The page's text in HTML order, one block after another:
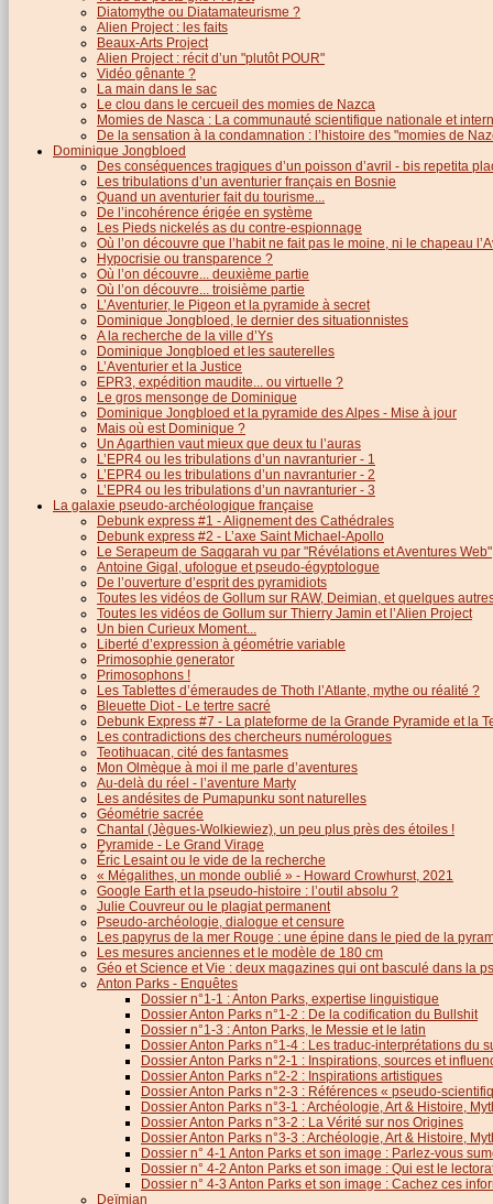
Diatomythe ou Diatamateurisme ?
Alien Project : les faits
Beaux-Arts Project
Alien Project : récit d’un "plutôt POUR"
Vidéo gênante ?
La main dans le sac
Le clou dans le cercueil des momies de Nazca
Momies de Nasca : La communauté scientifique nationale et
De la sensation à la condamnation : l’histoire des "momies de
Dominique Jongbloed
Des conséquences tragiques d’un poisson d’avril - bis repetita
Les tribulations d’un aventurier français en Bosnie
Quand un aventurier fait du tourisme...
De l’incohérence érigée en système
Les Pieds nickelés as du contre-espionnage
Où l’on découvre que l’habit ne fait pas le moine, ni le chapeau
Hypocrisie ou transparence ?
Où l’on découvre... deuxième partie
Où l’on découvre... troisième partie
L’Aventurier, le Pigeon et la pyramide à secret
Dominique Jongbloed, le dernier des situationnistes
A la recherche de la ville d’Ys
Dominique Jongbloed et les sauterelles
L’Aventurier et la Justice
EPR3, expédition maudite... ou virtuelle ?
Le gros mensonge de Dominique
Dominique Jongbloed et la pyramide des Alpes - Mise à jour
Mais où est Dominique ?
Un Agarthien vaut mieux que deux tu l’auras
L’EPR4 ou les tribulations d’un navranturier - 1
L’EPR4 ou les tribulations d’un navranturier - 2
L’EPR4 ou les tribulations d’un navranturier - 3
La galaxie pseudo-archéologique française
Debunk express #1 - Alignement des Cathédrales
Debunk express #2 - L’axe Saint Michael-Apollo
Le Serapeum de Saqqarah vu par "Révélations et Aventures Web"
Antoine Gigal, ufologue et pseudo-égyptologue
De l’ouverture d’esprit des pyramidiots
Toutes les vidéos de Gollum sur RAW, Deimian, et quelques
Toutes les vidéos de Gollum sur Thierry Jamin et l’Alien Project
Un bien Curieux Moment...
Liberté d’expression à géométrie variable
Primosophie generator
Primosophons !
Les Tablettes d’émeraudes de Thoth l’Atlante, mythe ou réalité ?
Bleuette Diot - Le tertre sacré
Debunk Express #7 - La plateforme de la Grande Pyramide et la
Les contradictions des chercheurs numérologues
Teotihuacan, cité des fantasmes
Mon Olmèque à moi il me parle d’aventures
Au-delà du réel - l’aventure Marty
Les andésites de Pumapunku sont naturelles
Géométrie sacrée
Chantal (Jègues-Wolkiewiez), un peu plus près des étoiles !
Pyramide - Le Grand Virage
Éric Lesaint ou le vide de la recherche
« Mégalithes, un monde oublié » - Howard Crowhurst, 2021
Google Earth et la pseudo-histoire : l’outil absolu ?
Julie Couvreur ou le plagiat permanent
Pseudo-archéologie, dialogue et censure
Les papyrus de la mer Rouge : une épine dans le pied de la
Les mesures anciennes et le modèle de 180 cm
Géo et Science et Vie : deux magazines qui ont basculé dans la
Anton Parks - Enquêtes
Dossier n°1-1 : Anton Parks, expertise linguistique
Dossier Anton Parks n°1-2 : De la codification du Bullshit
Dossier n°1-3 : Anton Parks, le Messie et le latin
Dossier Anton Parks n°1-4 : Les traduc-interprétations du
Dossier Anton Parks n°2-1 : Inspirations, sources et
Dossier Anton Parks n°2-2 : Inspirations artistiques
Dossier Anton Parks n°2-3 : Références « pseudo-
Dossier Anton Parks n°3-1 : Archéologie, Art & Histoire,
Dossier Anton Parks n°3-2 : La Vérité sur nos Origines
Dossier Anton Parks n°3-3 : Archéologie, Art & Histoire,
Dossier n° 4-1 Anton Parks et son image : Parlez-vous
Dossier n° 4-2 Anton Parks et son image : Qui est le
Dossier n° 4-3 Anton Parks et son image : Cachez ces
Deïmian